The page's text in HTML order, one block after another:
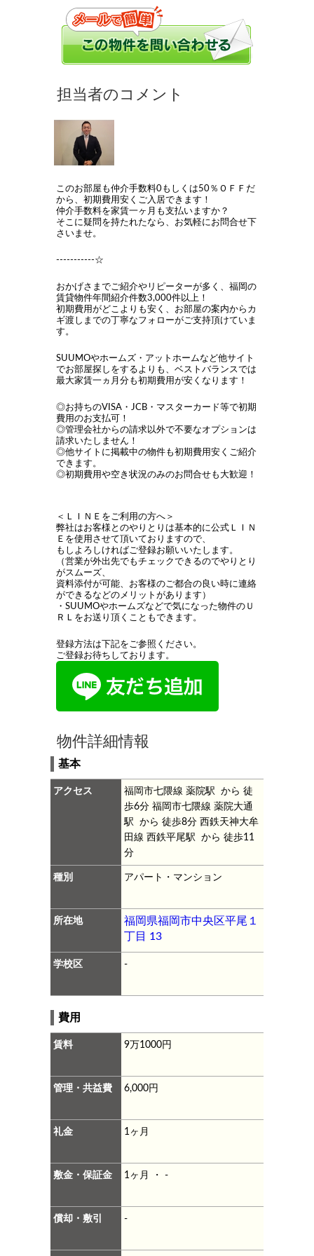
このお部屋も仲介手数料0もしくは50％ＯＦＦだ
から、初期費用安くご入居できます！
仲介手数料を家賃一ヶ月も支払いますか？
そこに疑問を持たれたなら、お気軽にお問合せ下
さいませ。
-----------☆
おかげさまでご紹介やリピーターが多く、福岡の
賃貸物件年間紹介件数3,000件以上！
初期費用がどこよりも安く、お部屋の案内からカ
ギ渡しまでの丁寧なフォローがご支持頂けていま
す。
SUUMOやホームズ・アットホームなど他サイト
でお部屋探しをするよりも、ベストバランスでは
最大家賃一ヵ月分も初期費用が安くなります！
◎お持ちのVISA・JCB・マスターカード等で初期
費用のお支払可！
◎管理会社からの請求以外で不要なオプションは
請求いたしません！
◎他サイトに掲載中の物件も初期費用安くご紹介
できます。
◎初期費用や空き状況のみのお問合せも大歓迎！
＜ＬＩＮＥをご利用の方へ＞
弊社はお客様とのやりとりは基本的に公式ＬＩＮ
Ｅを使用させて頂いておりますので、
もしよろしければご登録お願いいたします。
（営業が外出先でもチェックできるのでやりとり
がスムーズ、
資料添付が可能、お客様のご都合の良い時に連絡
ができるなどのメリットがあります）
・SUUMOやホームズなどで気になった物件のＵ
ＲＬをお送り頂くこともできます。
登録方法は下記をご参照ください。
ご登録お待ちしております。
物件詳細情報
基本
アクセス
福岡市七隈線 薬院駅 から 徒
歩6分福岡市七隈線 薬院大通
駅 から 徒歩8分西鉄天神大牟
田線 西鉄平尾駅 から 徒歩11
分
種別 アパート・マンション
所在地
福岡県福岡市中央区平尾１
丁目 13
学校区 -
費用
賃料 9万1000円
管理・共益費 6,000円
礼金 1ヶ月
敷金・保証金 1ヶ月 ・ -
償却・敷引 -